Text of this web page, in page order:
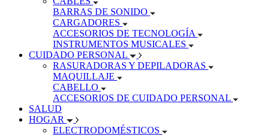
BARRAS DE SONIDO
CARGADORES
ACCESORIOS DE TECNOLOGÍA
INSTRUMENTOS MUSICALES
CUIDADO PERSONAL
RASURADORAS Y DEPILADORAS
MAQUILLAJE
CABELLO
ACCESORIOS DE CUIDADO PERSONAL
SALUD
HOGAR
ELECTRODOMÉSTICOS